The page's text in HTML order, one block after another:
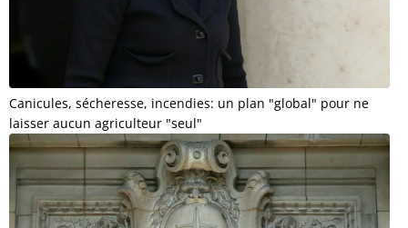
Canicules, sécheresse, incendies: un plan "global" pour ne
laisser aucun agriculteur "seul"